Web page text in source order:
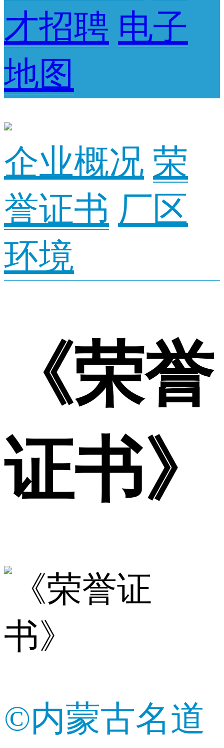
才招聘 电子
地图
企业概况 荣
誉证书 厂区
环境
《荣誉
证书》
©内蒙古名道